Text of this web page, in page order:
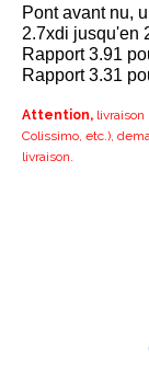
Pont avant nu,
2.7xdi jusqu'en
Rapport 3.91
Rapport 3.31
Attention,
Colissimo, etc.),
livraison.